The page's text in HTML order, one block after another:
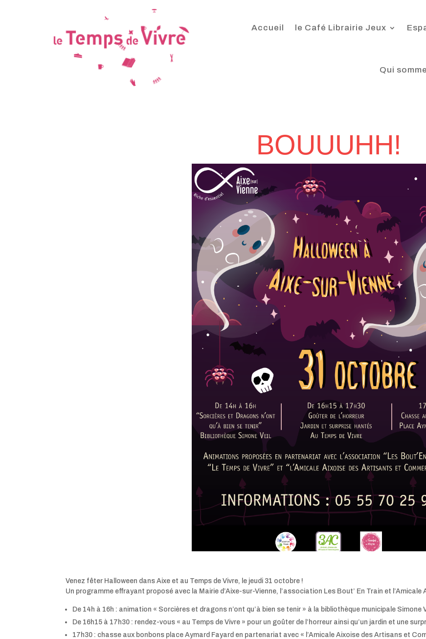
Accueil le Café Librairie Jeux
Qui
BOUUUHH!
Venez fêter Halloween dans Aixe et au Temps de Vivre, le jeudi 31 octobre !
Un programme effrayant proposé avec la Mairie d’Aixe-sur-Vienne, l’association Les Bout’ En Train et
De 14h à 16h : animation « Sorcières et dragons n’ont qu’à bien se tenir » à la bibliothèque municipale Simone
De 16h15 à 17h30 : rendez-vous « au Temps de Vivre » pour un goûter de l’horreur ainsi qu’un jardin et une
17h30 : chasse aux bonbons place Aymard Fayard en partenariat avec « l’Amicale Aixoise des Artisans et